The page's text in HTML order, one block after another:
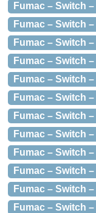
Fumac – Switch
Fumac – Switch
Fumac – Switch
Fumac – Switch
Fumac – Switch
Fumac – Switch
Fumac – Switch
Fumac – Switch
Fumac – Switch
Fumac – Switch
Fumac – Switch
Fumac – Switch